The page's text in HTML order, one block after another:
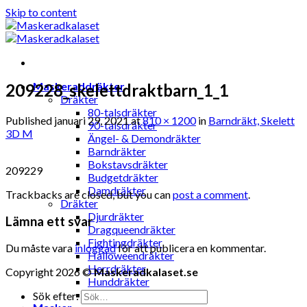
Skip to content
Maskeraddräkter
Dräkter
80-talsdräkter
90-talsdräkter
Ängel- & Demondräkter
Barndräkter
Bokstavsdräkter
Budgetdräkter
Damdräkter
Dräkter
Djurdräkter
Dragqueendräkter
Fightingdräkter
Halloweendräkter
Herrdräkter
Hunddräkter
Sexiga dräkter
209228_skelettdraktbarn_1_1
Published januari 29, 2021at810 × 1200in Barndräkt, Skelett
3D M
209229
Trackbacks are closed, but you canpost a comment.
Lämna ett svar
Du måste vara inloggadför att publicera en kommentar.
Copyright 2026 ©Maskeradkalaset.se
Sök efter: